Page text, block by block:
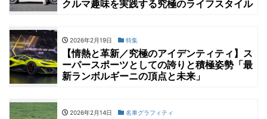
クルマ趣味を実践する究極のライフスタイル
2026年2月19日 特集
【情熱と革新／究極のアイデンティティ】ス
ーパースポーツとしての誇りと積極姿勢「最
新ランボルギーニの頂点と未来」
2026年2月14日 名車グラフィティ